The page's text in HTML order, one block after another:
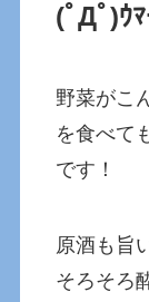
(ﾟДﾟ)ｳ
野菜がこ
を食べて
です！
原酒も旨
そろそろ